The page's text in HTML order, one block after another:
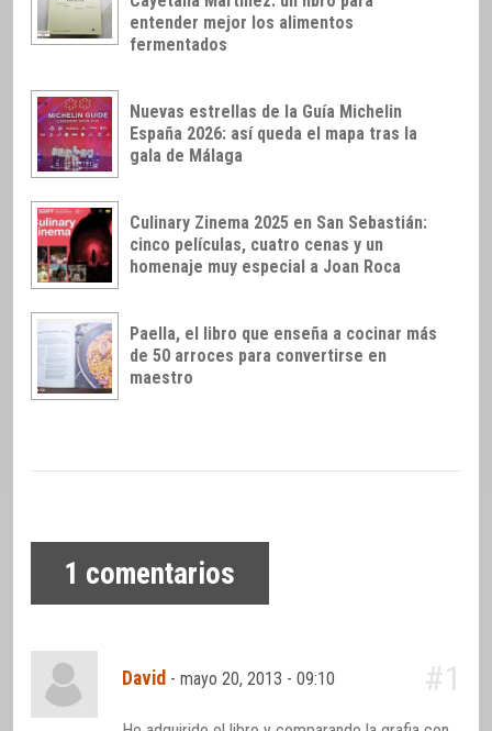
entender mejor los alimentos
fermentados
Nuevas estrellas de la Guía Michelin
España 2026: así queda el mapa tras la
gala de Málaga
Culinary Zinema 2025 en San Sebastián:
cinco películas, cuatro cenas y un
homenaje muy especial a Joan Roca
Paella, el libro que enseña a cocinar más
de 50 arroces para convertirse en
maestro
1 comentarios
David -mayo 20, 2013 - 09:10 #1